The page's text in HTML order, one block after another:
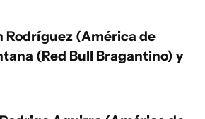
Rodríguez (América de
(Red Bull Bragantino) y